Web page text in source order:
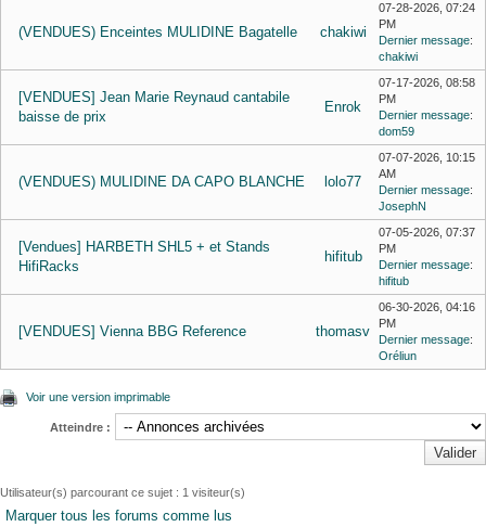
(VENDUES) Enceintes MULIDINE Bagatelle chakiwi
07-28-2026, 07:24
PM
Dernier message:
chakiwi
[VENDUES] Jean Marie Reynaud cantabile
baisse de prix
Enrok
07-17-2026, 08:58
PM
Dernier message:
dom59
(VENDUES) MULIDINE DA CAPO BLANCHE lolo77
07-07-2026, 10:15
AM
Dernier message:
JosephN
[Vendues] HARBETH SHL5 + et Stands
HifiRacks
hifitub
07-05-2026, 07:37
PM
Dernier message:
hifitub
[VENDUES] Vienna BBG Reference thomasv
06-30-2026, 04:16
PM
Dernier message:
Oréliun
Voir une version imprimable
Atteindre :
Utilisateur(s) parcourant ce sujet : 1 visiteur(s)
Marquer tous les forums comme lus